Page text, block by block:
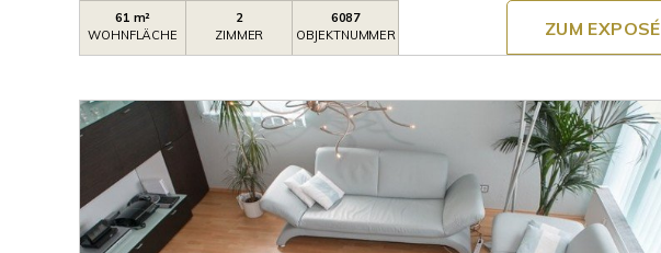
61 m²
WOHNFLÄCHE
2
ZIMMER
6087
OBJEKTNUMMER
ZUM EXPOSÉ